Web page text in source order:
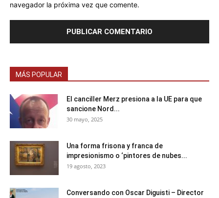
navegador la próxima vez que comente.
MÁS POPULAR
El canciller Merz presiona a la UE para que
sancione Nord...
30 mayo, 2025
Una forma frisona y franca de
impresionismo o ‘pintores de nubes...
19 agosto, 2023
Conversando con Oscar Diguisti – Director